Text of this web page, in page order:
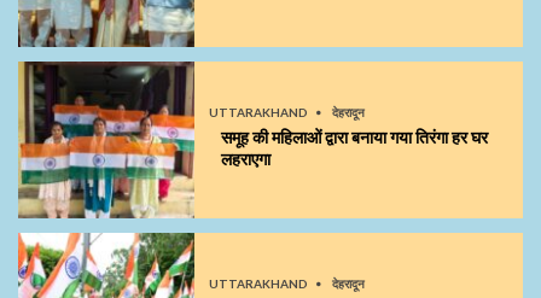
UTTARAKHAND देहरादून
समूह की महिलाओं द्वारा बनाया गया तिरंगा हर घर
लहराएगा
UTTARAKHAND देहरादून